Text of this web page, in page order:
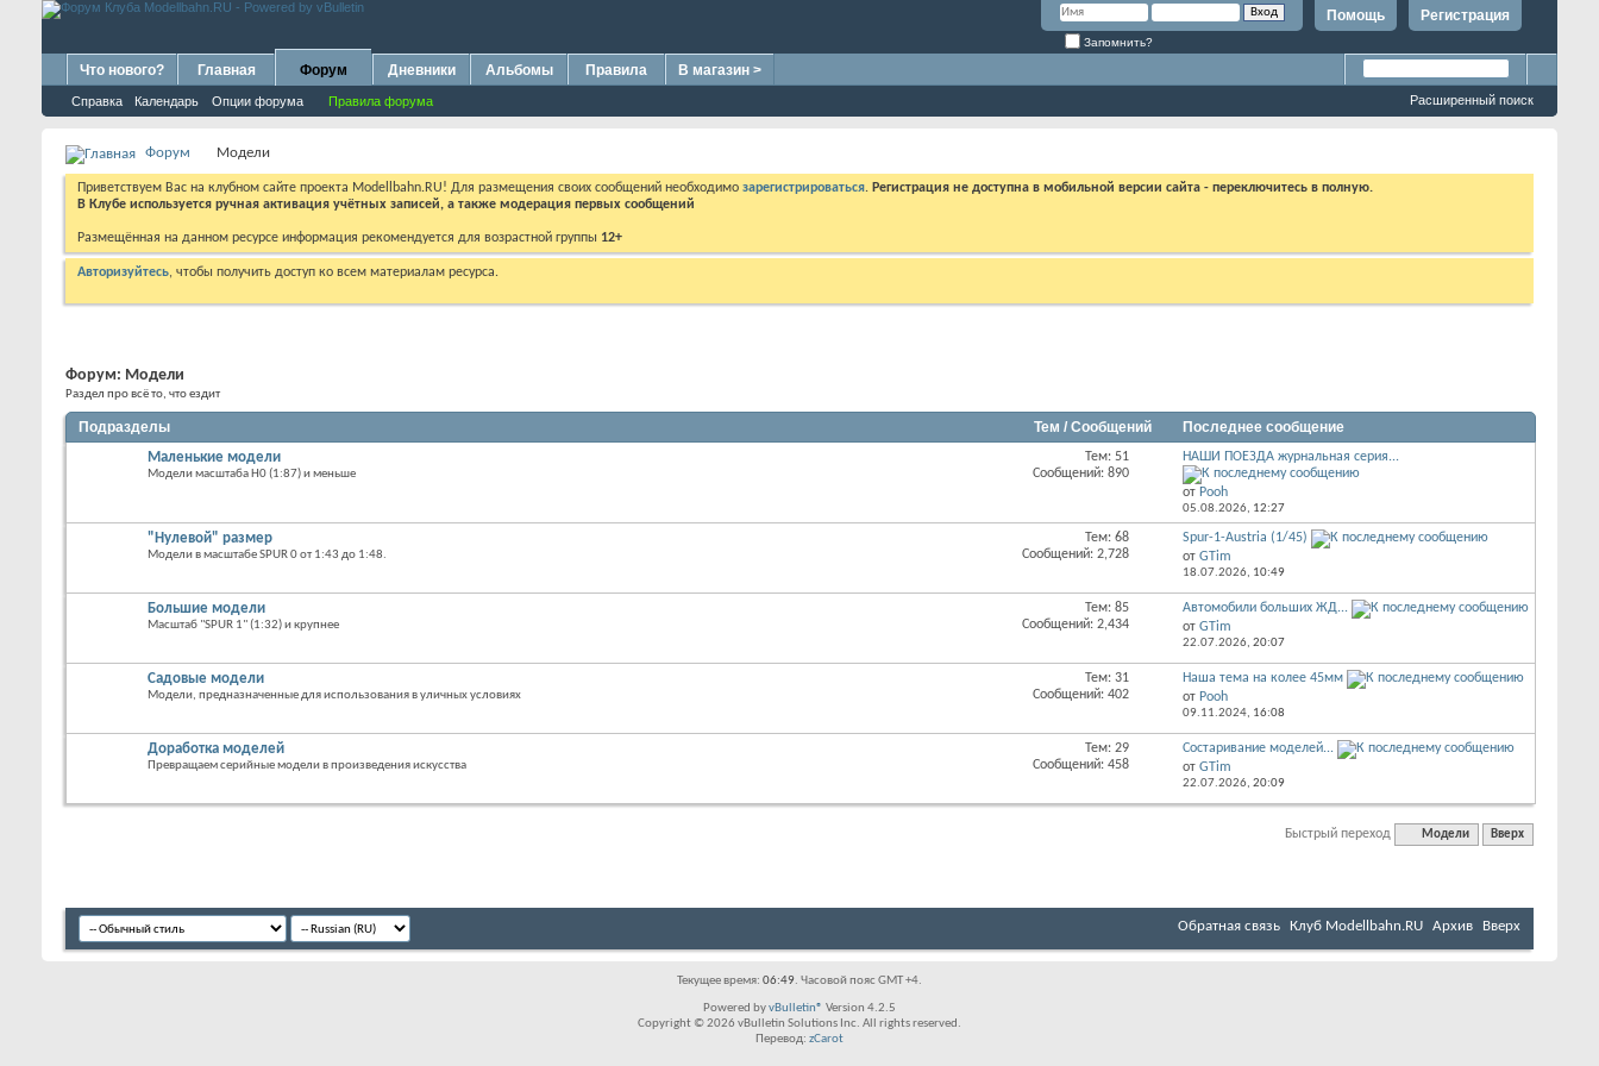
Регистрация
Помощь
Запомнить?
Что нового? Главная Форум
Справка Календарь Опции форума Правила форума
Дневники Альбомы Правила В магазин >
Расширенный поиск
Форум Модели
Приветствуем Вас на клубном сайте проекта Modellbahn.RU! Для размещения своих сообщений необходимо зарегистрироваться. Регистрация не доступна в мобильной версии сайта - переключитесь в полную.
В Клубе используется ручная активация учётных записей, а также модерация первых сообщений
Размещённая на данном ресурсе информация рекомендуется для возрастной группы 12+
Авторизуйтесь, чтобы получить доступ ко всем материалам ресурса.
Форум: Модели
Раздел про всё то, что ездит
Подразделы Тем / Сообщений Последнее сообщение
Маленькие модели
Модели масштаба H0 (1:87) и меньше
Тем: 51
Сообщений: 890
НАШИ ПОЕЗДА журнальная серия...
от Pooh
05.08.2026, 12:27
"Нулевой" размер
Модели в масштабе SPUR 0 от 1:43 до 1:48.
Тем: 68
Сообщений: 2,728
Spur-1-Austria (1/45)
от GTim
18.07.2026, 10:49
Большие модели
Масштаб "SPUR 1" (1:32) и крупнее
Тем: 85
Сообщений: 2,434
Автомобили больших ЖД...
от GTim
22.07.2026, 20:07
Садовые модели
Модели, предназначенные для использования в уличных условиях
Тем: 31
Сообщений: 402
Наша тема на колее 45мм
от Pooh
09.11.2024, 16:08
Доработка моделей
Превращаем серийные модели в произведения искусства
Тем: 29
Сообщений: 458
Состаривание моделей...
от GTim
22.07.2026, 20:09
Быстрый переход Модели Вверх
Обратная связь Клуб Мodellbahn.RU Архив Вверх
Текущее время: 06:49. Часовой пояс GMT +4.
Powered byvBulletin® Version 4.2.5
Copyright © 2026 vBulletin Solutions Inc. All rights reserved.
Перевод: zCarot